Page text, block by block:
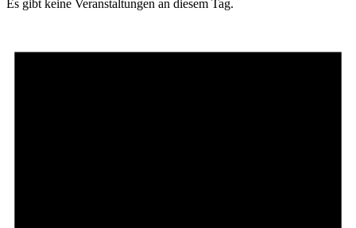
Es gibt keine Veranstaltungen an diesem Tag.